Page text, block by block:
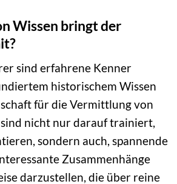
Wissen bringt der
sind erfahrene Kenner
historischem Wissen
für die Vermittlung von
sind nicht nur darauf trainiert,
sondern auch, spannende
Zusammenhänge
darzustellen, die über reine